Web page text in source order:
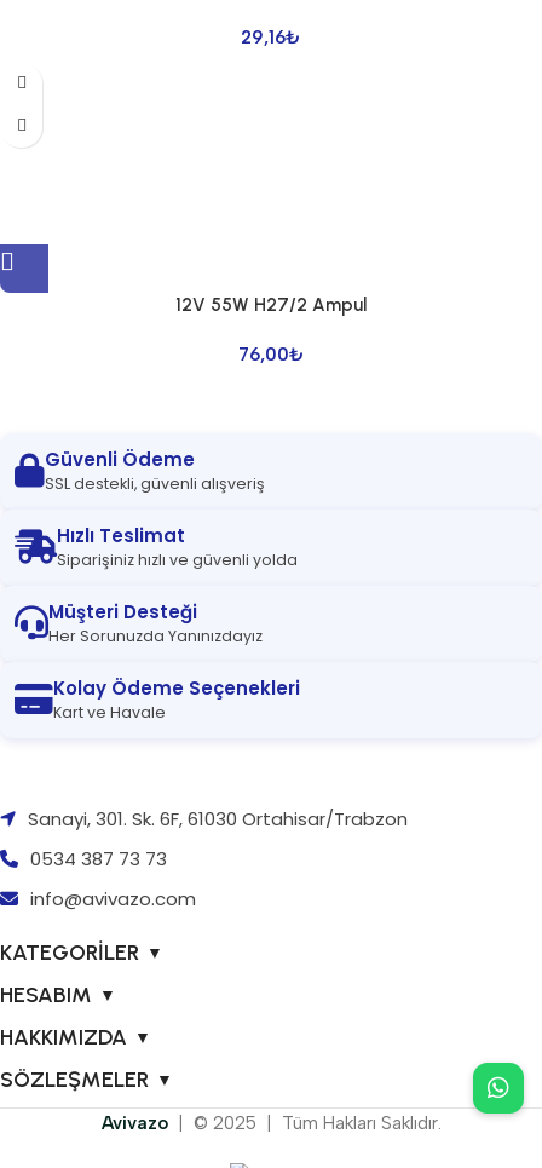
29,16₺
12V 55W H27/2 Ampul
76,00₺
Güvenli Ödeme
SSL destekli, güvenli alışveriş
Hızlı Teslimat
Siparişiniz hızlı ve güvenli yolda
Müşteri Desteği
Her Sorunuzda Yanınızdayız
Kolay Ödeme Seçenekleri
Kart ve Havale
Sanayi, 301. Sk. 6F, 61030 Ortahisar/Trabzon
0534 387 73 73
info@avivazo.com
KATEGORİLER ▼
HESABIM ▼
HAKKIMIZDA ▼
SÖZLEŞMELER ▼
Avivazo | © 2025 | Tüm Hakları Saklıdır.